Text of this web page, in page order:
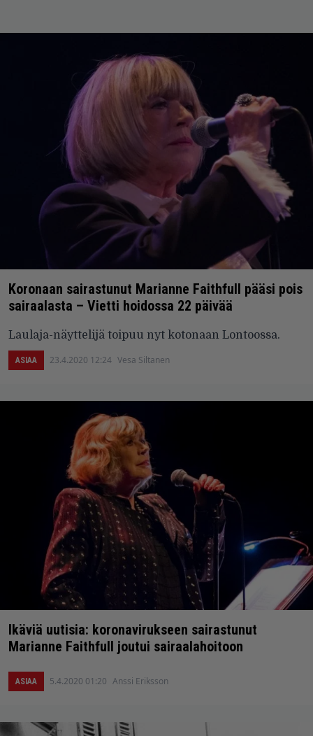
Koronaan sairastunut Marianne Faithfull pääsi pois
sairaalasta – Vietti hoidossa 22 päivää
Laulaja-näyttelijä toipuu nyt kotonaan Lontoossa.
ASIAA 23.4.2020 12:24 Vesa Siltanen
Ikäviä uutisia: koronavirukseen sairastunut
Marianne Faithfull joutui sairaalahoitoon
ASIAA 5.4.2020 01:20 Anssi Eriksson